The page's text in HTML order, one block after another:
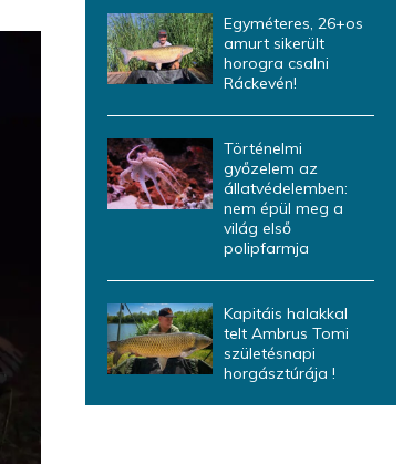
Egyméteres, 26+os
amurt sikerült
horogra csalni
Ráckevén!
Történelmi
győzelem az
állatvédelemben:
nem épül meg a
világ első
polipfarmja
Kapitáis halakkal
telt Ambrus Tomi
születésnapi
horgásztúrája !